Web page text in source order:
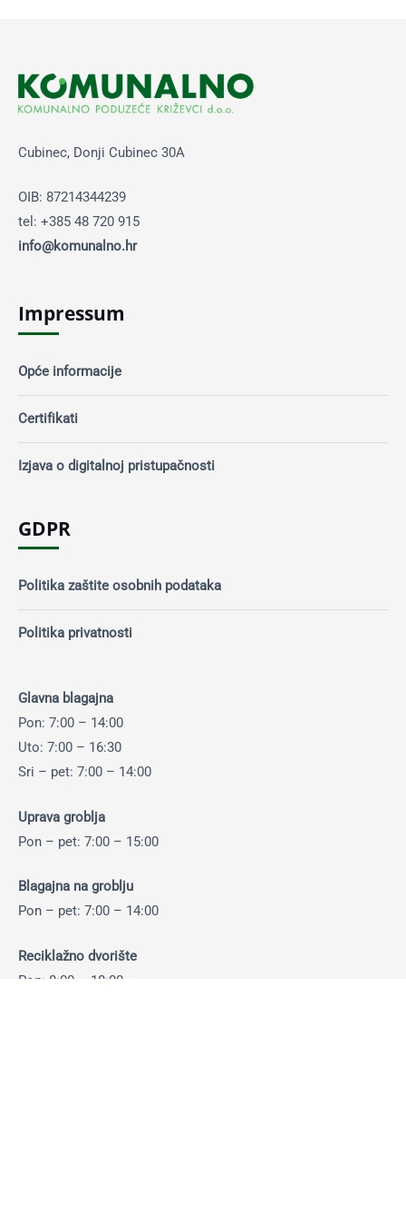
Cubinec, Donji Cubinec 30A
OIB: 87214344239
tel: +385 48 720 915
info@komunalno.hr
Impressum
Opće informacije
Certifikati
Izjava o digitalnoj pristupačnosti
GDPR
Politika zaštite osobnih podataka
Politika privatnosti
Glavna blagajna
Pon: 7:00 – 14:00
Uto: 7:00 – 16:30
Sri – pet: 7:00 – 14:00
Uprava groblja
Pon – pet: 7:00 – 15:00
Blagajna na groblju
Pon – pet: 7:00 – 14:00
Reciklažno dvorište
Pon: 8:00 – 18:00